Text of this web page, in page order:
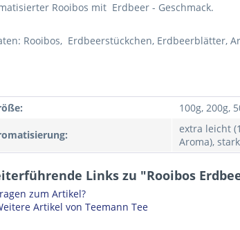
Rooibos mit Erdbeer - Geschmack.
Rooibos, Erdbeerstückchen, Erdbeerblätter,
100g, 200g,
extra leicht
Aroma),
Links zu "Rooibos
zum Artikel?
Artikel von Teemann Tee